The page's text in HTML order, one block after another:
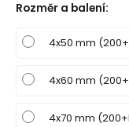
Rozměr a balení:
4x50 mm
4x60 mm
4x70 mm